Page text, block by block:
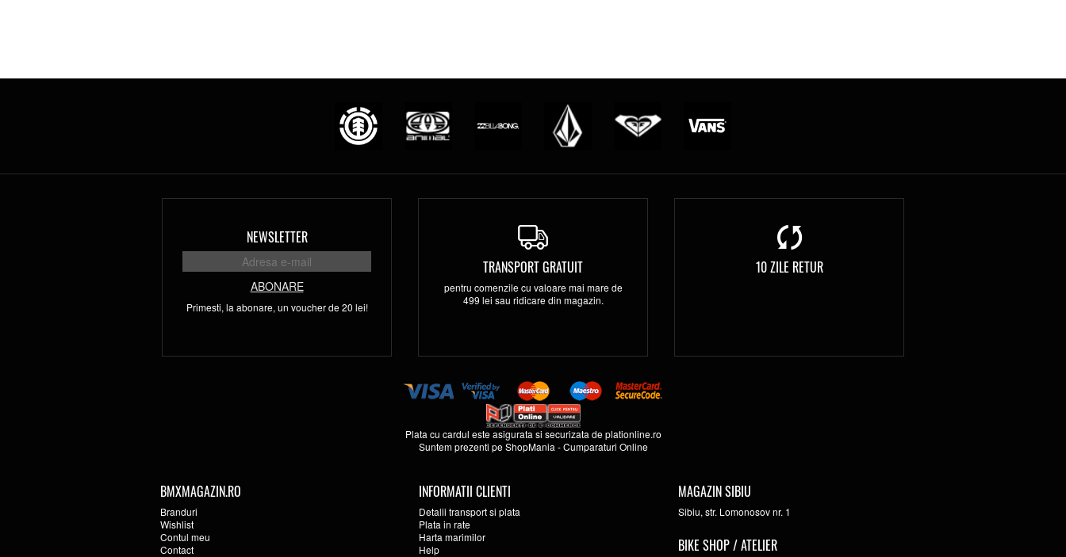
NEWSLETTER
ABONARE
Primesti, la abonare, un voucher de 20 lei!
TRANSPORT GRATUIT
pentru comenzile cu valoare mai mare de
499 lei sau ridicare din magazin.
10 ZILE RETUR
Plata cu cardul este asigurata si securizata deplationline.ro
Suntem prezenti peShopMania -Cumparaturi Online
BMXMAGAZIN.RO
Branduri
Wishlist
Contul meu
Contact
INFORMATII CLIENTI
Detalii transport si plata
Plata in rate
Harta marimilor
Help
MAGAZIN SIBIU
Sibiu, str. Lomonosov nr. 1
BIKE SHOP / ATELIER